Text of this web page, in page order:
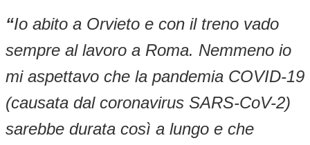
“Io abito a Orvieto e con il treno vado
sempre al lavoro a Roma. Nemmeno io
mi aspettavo che la pandemia COVID-19
(causata dal coronavirus SARS-CoV-2)
sarebbe durata così a lungo e che